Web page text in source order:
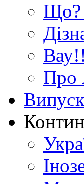
Що?
Про